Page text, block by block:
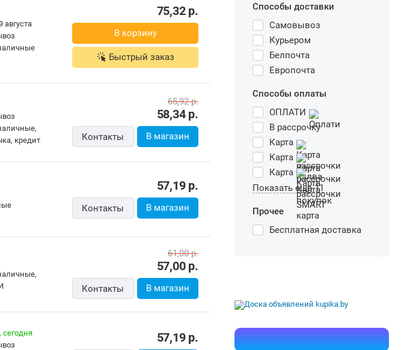
августа
наличные
75,32р.
В корзину
Быстрый заказ
кредит
58,34р.
65,92р.
Контакты В магазин
57,19р.
Контакты В магазин
57,00р.
61,00р.
Контакты В магазин
сегодня
57,19р.
Способы доставки
Самовывоз
Курьером
Белпочта
Европочта
Способы оплаты
ОПЛАТИ
В рассрочку
Карта
Карта
Карта
Показать еще 11
Прочее
Бесплатная доставка